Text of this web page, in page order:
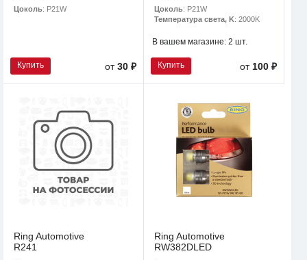
Цоколь: P21W
Купить от30 ₽
Цоколь: P21W
Температура света, K: 2000K
В вашем магазине: 2 шт.
Купить от 100 ₽
Ring Automotive
R241
Ring Automotive
RW382DLED